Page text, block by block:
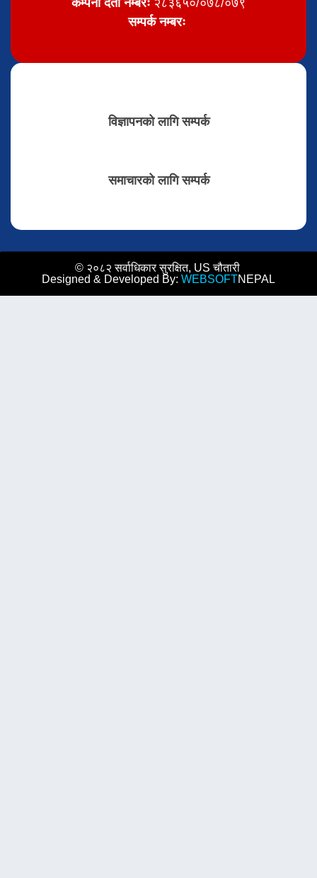
कम्पनी दर्ता नम्बरः २८३६५०/०७८/०७९
सम्पर्क नम्बरः
विज्ञापनको लागि सम्पर्क
समाचारको लागि सम्पर्क
© २०८२ सर्वाधिकार सुरक्षित, US चौतारी
Designed & Developed By: WEBSOFTNEPAL